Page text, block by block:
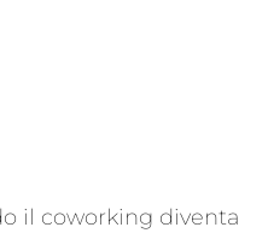
il coworking diventa